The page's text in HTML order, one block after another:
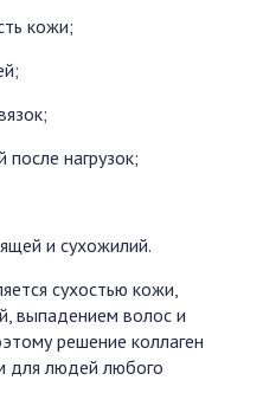
кожи;
после нагрузок;
и сухожилий.
сухостью кожи,
выпадением волос и
решение коллаген
для людей любого